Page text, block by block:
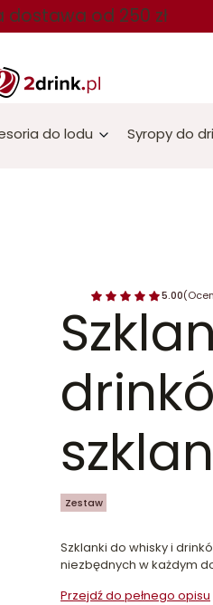
dostawa od 250 zł
do lodu Syropy do
5.00
Zestaw
Szklanki do whisky i
niezbędnych w każdym
Przejdź do pełnego opisu